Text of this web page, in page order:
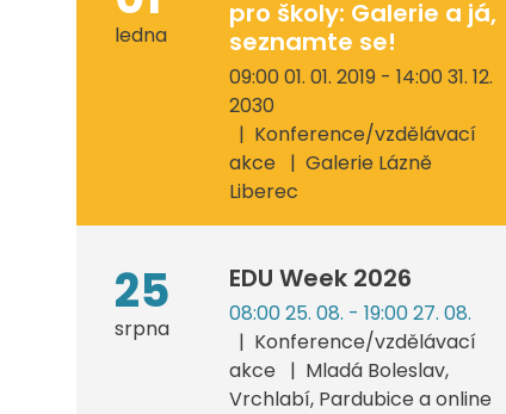
ledna
pro školy: Galerie a já,
seznamte se!
09:00 01. 01. 2019 - 14:00 31. 12.
2030
Konference/vzdělávací
akce
Galerie Lázně
Liberec
25
srpna
EDU Week 2026
08:00 25. 08. - 19:00 27. 08.
Konference/vzdělávací
akce
Mladá Boleslav,
Vrchlabí, Pardubice a online